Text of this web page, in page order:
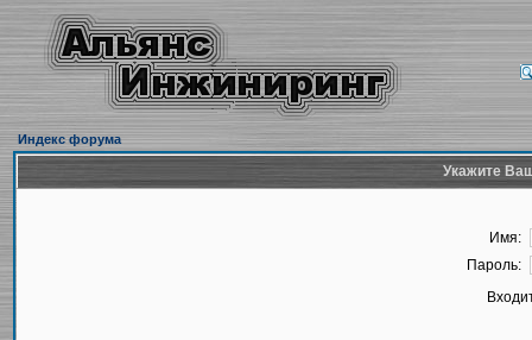
Индекс форума
Укажите
Имя:
Пароль: